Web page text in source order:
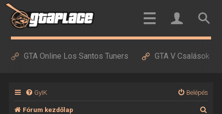
GTA Online Los Santos Tuners GTA V Csalások
GyIK Belépés
Fórum kezdőlap